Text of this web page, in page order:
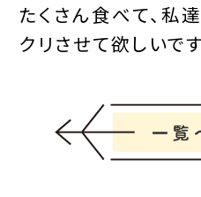
たくさん食べて、私
クリさせて欲しいです